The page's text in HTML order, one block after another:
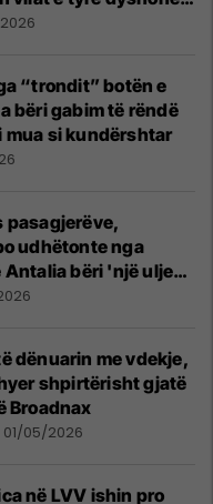
“trondit” botën e
bëri gabim të rëndë
mua si kundërshtar
pasagjerëve,
udhëtonte nga
Antalia bëri 'një ulje
Prishtinë
dënuarin me vdekje,
shpirtërisht gjatë
Broadnax
01/05/2026
në LVV ishin pro